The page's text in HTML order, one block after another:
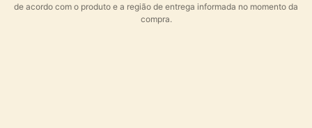
de acordo com o produto e a região de entrega informada no momento da
compra.